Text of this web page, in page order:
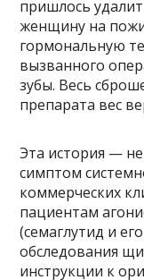
пришлось
женщину на
гормональную
вызванного
зубы. Весь
препарата вес
Эта история —
симптом
коммерческих
пациентам
(семаглутид и
обследования
инструкции к